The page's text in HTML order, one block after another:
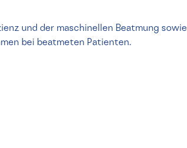
und der maschinellen Beatmung sowie
bei beatmeten Patienten.